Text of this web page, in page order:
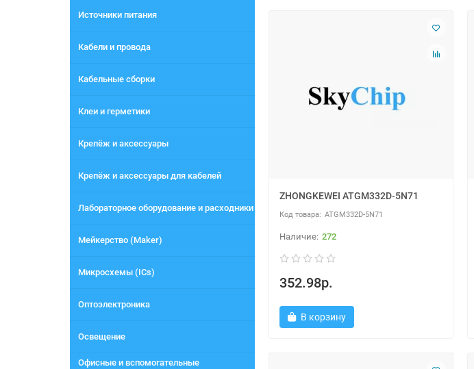
Источники питания
Кабели и провода
Кабельные сборки
Клеи и герметики
Крепёж и аксессуары
Крепёж и аксессуары для кабелей
Лабораторное оборудование и расходники
Мейкерство (Maker)
Микросхемы (ICs)
Оптоэлектроника
Освещение
Офисные и вспомогательные
ZHONGKEWEI ATGM332D-5N71
ATGM332D-5N71
272
352.98р.
В корзину